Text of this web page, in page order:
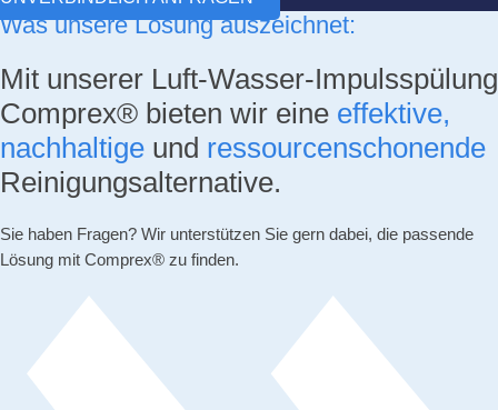
Was unsere Lösung auszeichnet:
Mit unserer Luft-Wasser-Impulsspülung
Comprex® bieten wir eine effektive,
nachhaltige und ressourcenschonende
Reinigungsalternative.
Sie haben Fragen? Wir unterstützen Sie gern dabei, die passende
Lösung mit Comprex® zu finden.